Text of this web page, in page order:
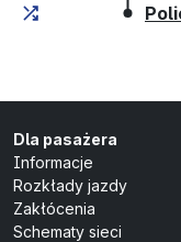
Dla pasażera
Informacje
Rozkłady jazdy
Zakłócenia
Schematy sieci